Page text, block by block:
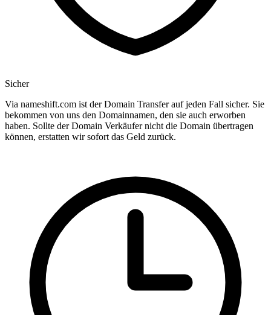
Sicher
Via nameshift.com ist der Domain Transfer auf jeden Fall sicher. Sie
bekommen von uns den Domainnamen, den sie auch erworben
haben. Sollte der Domain Verkäufer nicht die Domain übertragen
können, erstatten wir sofort das Geld zurück.